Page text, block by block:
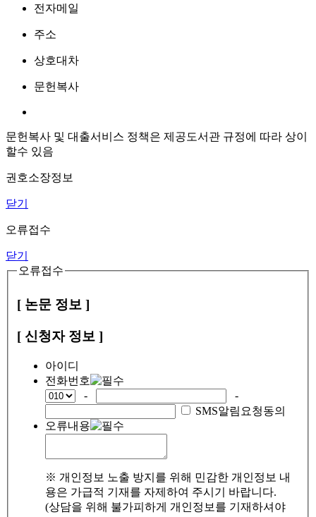
전자메일
주소
상호대차
문헌복사
문헌복사 및 대출서비스 정책은 제공도서관 규정에 따라 상이
할수 있음
권호소장정보
닫기
오류접수
닫기
오류접수
[ 논문 정보 ]
[ 신청자 정보 ]
아이디
전화번호
-
-
SMS알림요청동의
오류내용
※ 개인정보 노출 방지를 위해 민감한 개인정보 내
용은 가급적 기재를 자제하여 주시기 바랍니다.
(상담을 위해 불가피하게 개인정보를 기재하셔야